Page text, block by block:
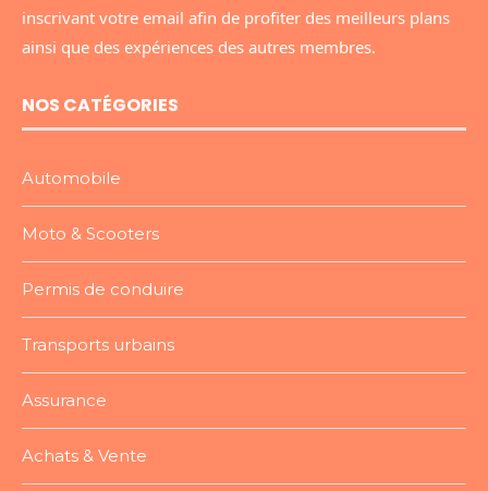
inscrivant votre email afin de profiter des meilleurs plans
ainsi que des expériences des autres membres.
NOS CATÉGORIES
Automobile
Moto & Scooters
Permis de conduire
Transports urbains
Assurance
Achats & Vente